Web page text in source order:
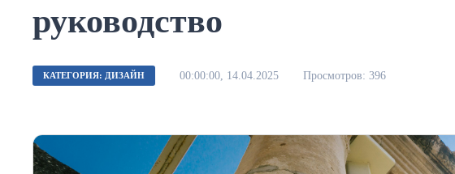
руководство
КАТЕГОРИЯ: ДИЗАЙН 00:00:00, 14.04.2025 Просмотров: 396